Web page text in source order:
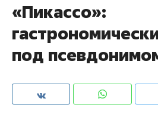
«Пикассо»:
под